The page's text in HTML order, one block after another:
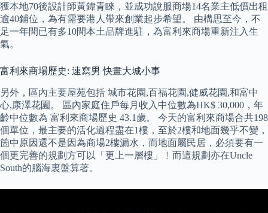
獲本地70後設計師黃鍏青睞，並成功說服商場14名業主低價出租
逾40鋪位，為有需要港人帶來創業起步希望。 由構思至今，不
足一年間已有多10間本土品牌進駐，為富利來商場重新注入生
氣。
富利來商場歷史: 速寫男 快畫大城小事
另外，區內主要屋苑包括 城市花園,百福花園,健威花園,和富中
心,康澤花園。 區內家庭住戶每月收入中位數為HK$ 30,000，年
齡中位數為 富利來商場歷史 43.1歲。 今天的富利來商場合共198
個單位，最主要的活化過程盡在1樓，至於2樓和地面幾乎不變，
箇中原因還不是因為商場2樓漏水，而地面屬民居，必須要有一
個更完善的規劃方可以「更上一層樓」﹗而這規劃亦在Uncle
South的腦海裏盤算著。